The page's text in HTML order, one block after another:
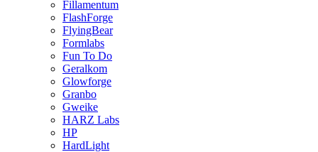
Fillamentum
FlashForge
FlyingBear
Formlabs
Fun To Do
Geralkom
Glowforge
Granbo
Gweike
HARZ Labs
HP
HardLight